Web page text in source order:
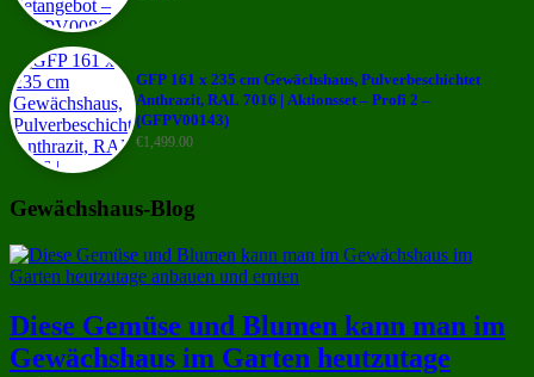
GFP 161 x 235 cm Gewächshaus, Pulverbeschichtet
Anthrazit, RAL 7016 | Aktionsset – Profi 2 –
(GFPV00143)
€1,499.00
Gewächshaus-Blog
Diese Gemüse und Blumen kann man im
Gewächshaus im Garten heutzutage